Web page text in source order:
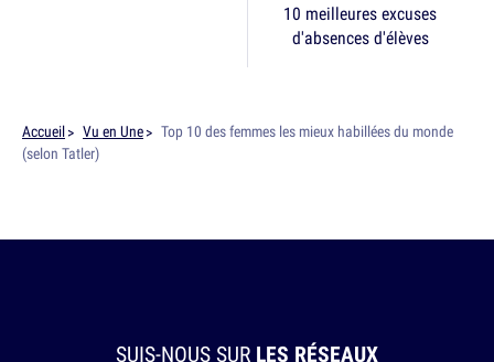
10 meilleures excuses
d'absences d'élèves
Accueil Vu en Une
Top 10 des femmes les mieux habillées du monde
(selon Tatler)
SUIS-NOUS SUR LES RÉSEAUX